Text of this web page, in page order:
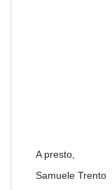
A presto,
Samuele Trento